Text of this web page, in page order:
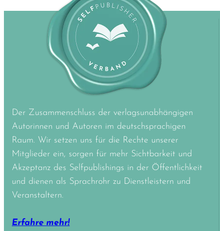
Der Zusammenschluss der verlagsunabhängigen
Autorinnen und Autoren im deutschsprachigen
Raum. Wir setzen uns für die Rechte unserer
Mitglieder ein, sorgen für mehr Sichtbarkeit und
Akzeptanz des Selfpublishings in der Öffentlichkeit
und dienen als Sprachrohr zu Dienstleistern und
Veranstaltern.
Erfahre mehr!